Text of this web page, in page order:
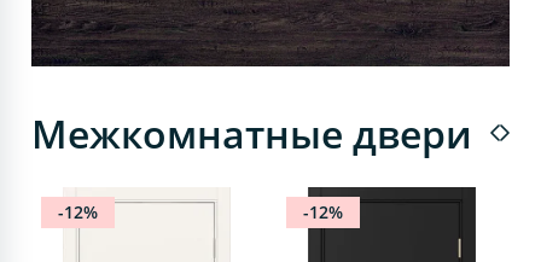
Межкомнатные двери
-12% -12%